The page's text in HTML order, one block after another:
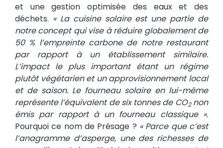
et une gestion optimisée des eaux et des
déchets. « La cuisine solaire est une partie de
notre concept qui vise à réduire globalement de
50 % l’empreinte carbone de notre restaurant
par rapport à un établissement similaire.
L’impact le plus important étant un régime
plutôt végétarien et un approvisionnement local
et de saison. Le fourneau solaire en lui-même
représente l’équivalent de six tonnes de CO2non
émis par rapport à un fourneau classique ».
Pourquoi ce nom de Présage ? « Parce que c’est
l’anagramme d’asperge, une des richesses de